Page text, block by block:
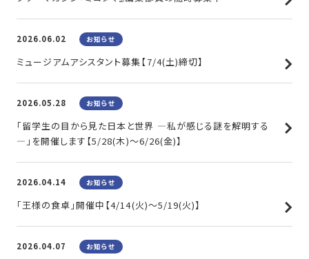
2026.06.02 お知らせ
ミュージアムアシスタント募集【7/4(土)締切】
2026.05.28 お知らせ
「留学生の目から見た日本と世界 ―私が感じる謎を解明する
―」を開催します【5/28(木)～6/26(金)】
2026.04.14 お知らせ
「王様の食卓」開催中【4/14(火)～5/19(火)】
2026.04.07 お知らせ